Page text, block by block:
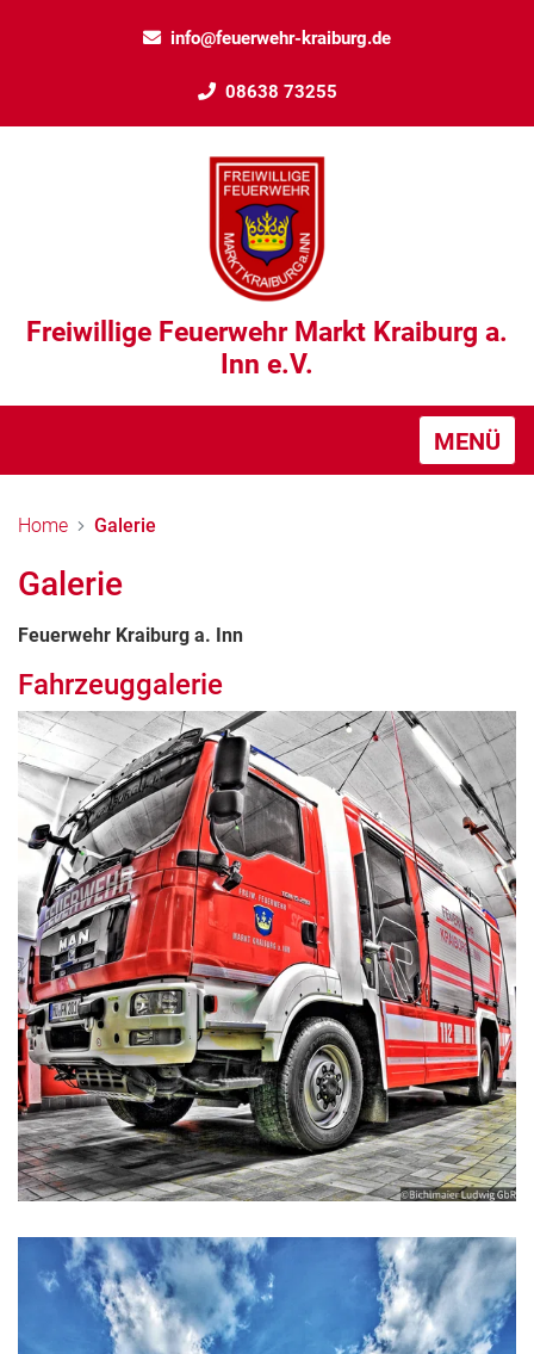
info@feuerwehr-kraiburg.de
08638 73255
Freiwillige Feuerwehr Markt Kraiburg a.
Inn e.V.
MENÜ
Home Galerie
Galerie
Feuerwehr Kraiburg a. Inn
Fahrzeuggalerie